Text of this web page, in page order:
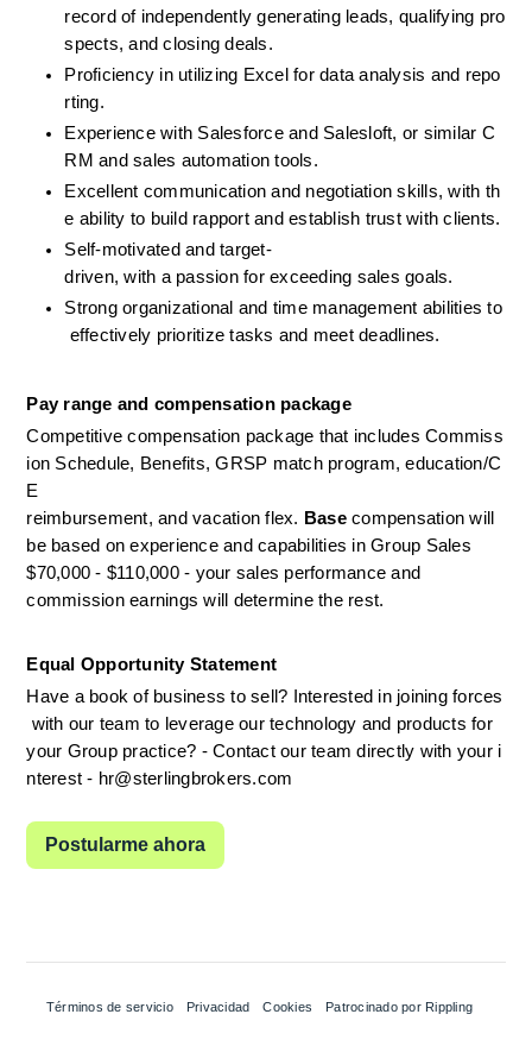
record of independently generating leads, qualifying pro
spects, and closing deals.
Proficiency in utilizing Excel for data analysis and repo
rting.
Experience with Salesforce and Salesloft, or similar C
RM and sales automation tools.
Excellent communication and negotiation skills, with th
e ability to build rapport and establish trust with clients.
Self-motivated and target-
driven, with a passion for exceeding sales goals.
Strong organizational and time management abilities to
effectively prioritize tasks and meet deadlines.
Pay range and compensation package
Competitive compensation package that includes Commiss
ion Schedule, Benefits, GRSP match program, education/C
E
reimbursement, and vacation flex. Base compensation will
be based on experience and capabilities in Group Sales
$70,000 - $110,000 - your sales performance and
commission earnings will determine the rest.
Equal Opportunity Statement
Have a book of business to sell? Interested in joining forces
with our team to leverage our technology and products for
your Group practice? - Contact our team directly with your i
nterest - hr@sterlingbrokers.com
Postularme ahora
Términos de servicio Privacidad Cookies Patrocinado por Rippling